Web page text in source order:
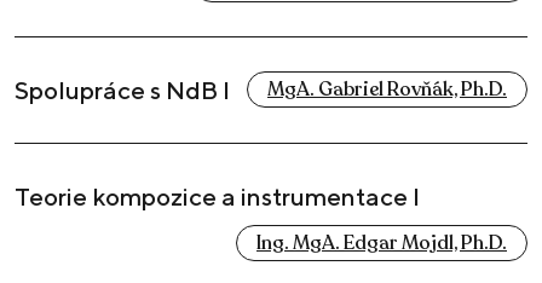
Spolupráce s NdB I MgA. Gabriel Rovňák, Ph.D.
Teorie kompozice a instrumentace I
Ing. MgA. Edgar Mojdl, Ph.D.